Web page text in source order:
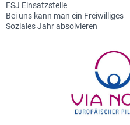
FSJ Einsatzstelle
Bei uns kann man ein Freiwilliges
Soziales Jahr absolvieren